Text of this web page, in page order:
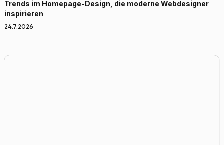
Trends im Homepage-Design, die moderne Webdesigner
inspirieren
24.7.2026